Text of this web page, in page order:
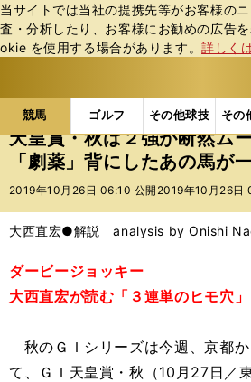
当サイトでは当社の提携先等がお客様の
査・分析したり、お客様にお勧めの広告
okie を使⽤する場合があります。詳しく
競馬 ゴルフ その他球技 その
b
ス
ポ
ル
バ
競馬の記事一覧 競馬 天
天皇賞・秋は２強が断然ム
「劇薬」背にしたあの馬が
2019年10月26日 06:10 公開 2019年10月26日
大西直宏●解説 analysis by Onishi
ダービージョッキー
大西直宏が読む「３連単のヒモ穴」
秋のＧＩシリーズは今週、京都
て、ＧＩ天皇賞・秋（10月27日／